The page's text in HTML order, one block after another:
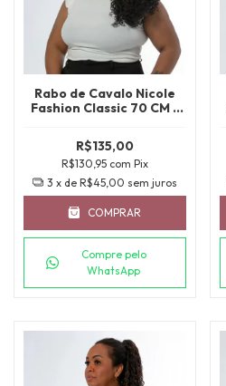
Rabo de Cavalo Nicole
Fashion Classic 70 CM -
R$135,00
R$130,95 com Pix
3 x de R$45,00 sem juros
COMPRAR
Compre pelo
WhatsApp